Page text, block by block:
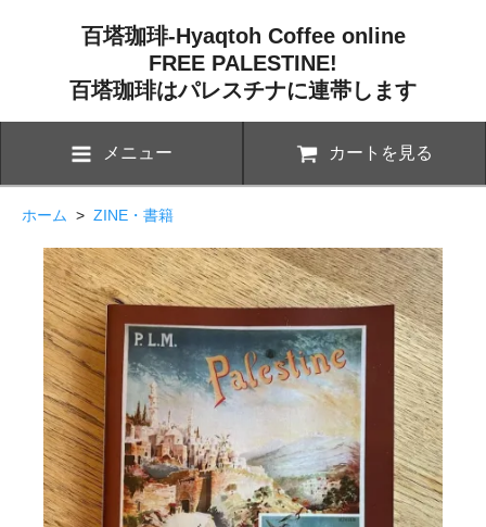
百塔珈琲-Hyaqtoh Coffee online
FREE PALESTINE!
百塔珈琲はパレスチナに連帯します
メニュー カートを見る
ホーム > ZINE・書籍